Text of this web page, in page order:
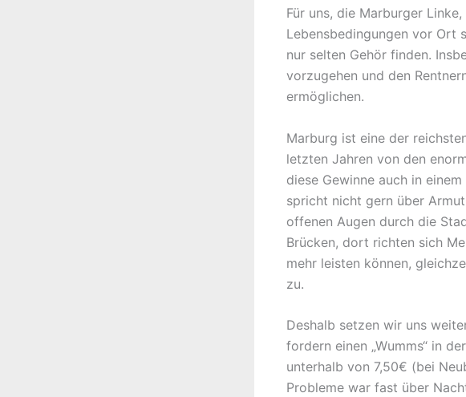
Für uns, die Marburger
Lebensbedingungen vor Ort
nur selten Gehör finden.
vorzugehen und den
ermöglichen.
Marburg ist eine der
letzten Jahren von den
diese Gewinne auch in
spricht nicht gern über
offenen Augen durch die
Brücken, dort richten sich
mehr leisten können,
zu.
Deshalb setzen wir uns
fordern einen „Wumms“ in
unterhalb von 7,50€ (bei
Probleme war fast über